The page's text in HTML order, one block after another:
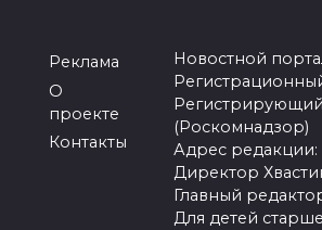
Реклама
О
проекте
Контакты
Новостной
(Роскомнадзор)
Адрес редакции:
Директор
Главный
Для детей старше